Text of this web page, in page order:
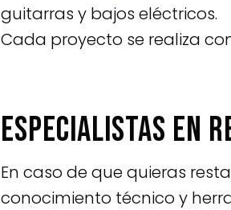
guitarras y bajos eléctricos.
Cada proyecto se realiza
Especialistas en
En caso de que quieras
conocimiento técnico y